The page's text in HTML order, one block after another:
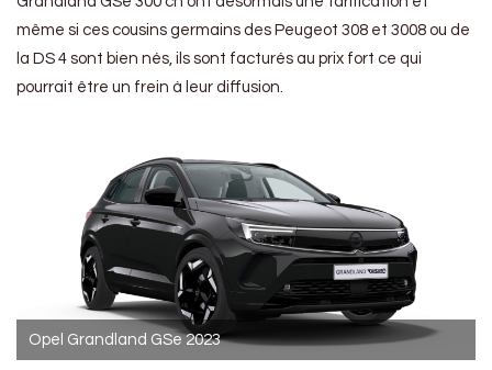
même si ces cousins germains des Peugeot 308 et 3008 ou de
la DS 4 sont bien nés, ils sont facturés au prix fort ce qui
pourrait être un frein à leur diffusion.
Opel Grandland GSe 2023